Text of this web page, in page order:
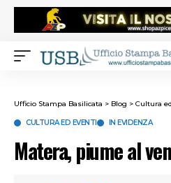
Ufficio Stampa Basilicata > Blog > Cultura
CULTURA ED EVENTI IN EVIDENZA
Matera, piume al